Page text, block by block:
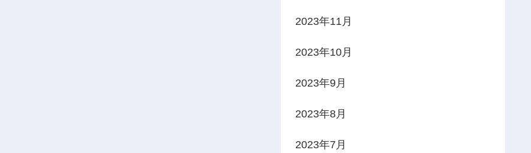
2023年11月
2023年10月
2023年9月
2023年8月
2023年7月